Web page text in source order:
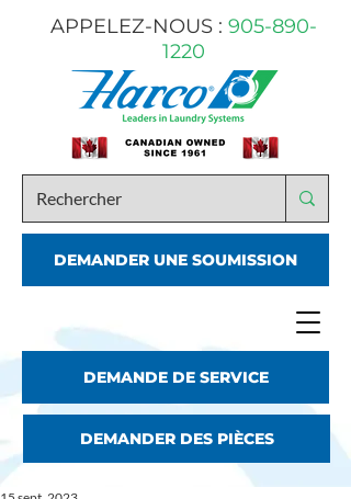
APPELEZ-NOUS : 905-890-
1220
DEMANDER UNE SOUMISSION
DEMANDE DE SERVICE
DEMANDER DES PIÈCES